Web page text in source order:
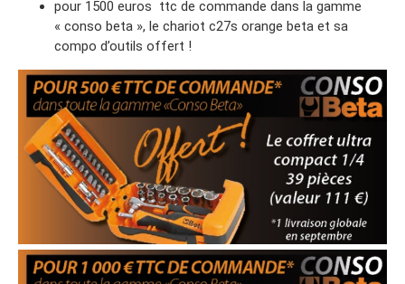
pour 1500 euros ttc de commande dans la gamme
« conso beta », le chariot c27s orange beta et sa
compo d’outils offert !